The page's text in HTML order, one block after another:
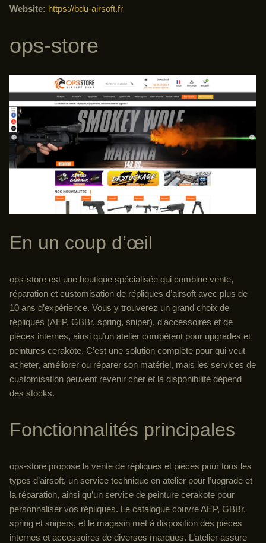
Website: https://bdu-airsoft.fr
ops-store
En un coup d’œil
ops-store est une boutique spécialisée qui combine vente,
réparation et customisation de répliques d’airsoft avec plus de
10 ans d’expérience. Vous y trouverez un grand choix de
répliques (AEP, GBBr, spring, sniper), d’accessoires et de
pièces internes, ainsi qu’un atelier compétent pour upgrades et
peintures cerakote. C’est une solution complète pour qui veut
acheter, améliorer ou réparer son matériel, mais les services de
customisation peuvent revenir cher et la disponibilité dépend
des stocks.
Fonctionnalités principales
ops-store propose la vente de répliques et pièces pour tous les
types d’airsoft, un service technique en atelier pour l’upgrade et
la réparation, ainsi qu’un service de peinture cerakote pour
personnaliser vos répliques. Le catalogue couvre AEP, GBBr,
spring et snipers, et le magasin met à disposition des pièces
internes et accessoires de diverses marques. L’atelier assure